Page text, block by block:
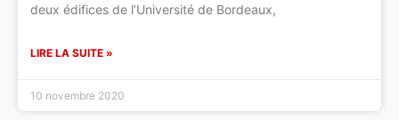
deux édifices de l’Université de Bordeaux,
LIRE LA SUITE »
10 novembre 2020